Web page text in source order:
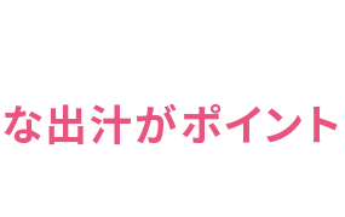
出汁がポイン